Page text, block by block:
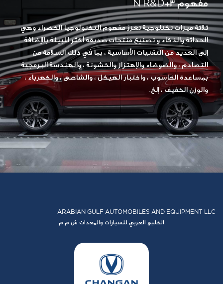
مفهوم 3+N R&D
ثلاثة ميزات تكنلوجية تعزز مفهوم التكنولوجيا الخضراء وهي
الحداثة والذكاء و تصنيع منتجات صديقة أكثر للبيئة بالإضافة
إلى العديد من التقنيات الأساسية ، بما في ذلك السلامة من
التصادم ، والضوضاء والإهتزاز والخشونة ، والهندسة البرمجية
بمساعدة الحاسوب ، واختبار الهيكل ، والشاصى ، والكهرباء ،
والوزن الخفيف ، إلخ.
ARABIAN GULF AUTOMOBILES AND EQUIPMENT LLC
الخليج العربي للسيارات والمعدات ش م م